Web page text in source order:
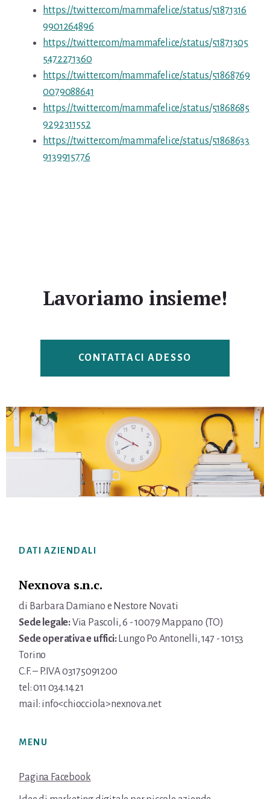
https://twitter.com/mammafelice/status/51871316
9901264896
https://twitter.com/mammafelice/status/51871305
5472271360
https://twitter.com/mammafelice/status/51868769
0079088641
https://twitter.com/mammafelice/status/51868685
9292311552
https://twitter.com/mammafelice/status/51868633
9139915776
Lavoriamo insieme!
CONTATTACI ADESSO
DATI AZIENDALI
Nexnova s.n.c.
di Barbara Damiano e Nestore Novati
Sede legale:Via Pascoli, 6 - 10079 Mappano (TO)
Sede operativa e uffici:Lungo Po Antonelli, 147 - 10153
Torino
C.F. – P.IVA 03175091200
tel: 011 034.14.21
mail: info<chiocciola>nexnova.net
MENU
Pagina Facebook